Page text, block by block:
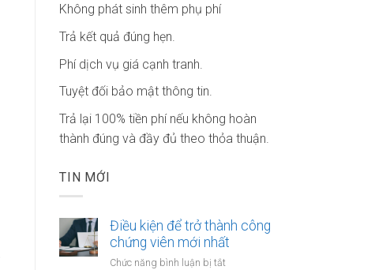
Không phát sinh thêm phụ phí
Trả kết quả đúng hẹn.
Phí dịch vụ giá cạnh tranh.
Tuyệt đối bảo mật thông tin.
Trả lại 100% tiền phí nếu không hoàn
thành đúng và đầy đủ theo thỏa thuận.
TIN MỚI
Điều kiện để trở thành công
chứng viên mới nhất
Chức năng bình luận bị tắt